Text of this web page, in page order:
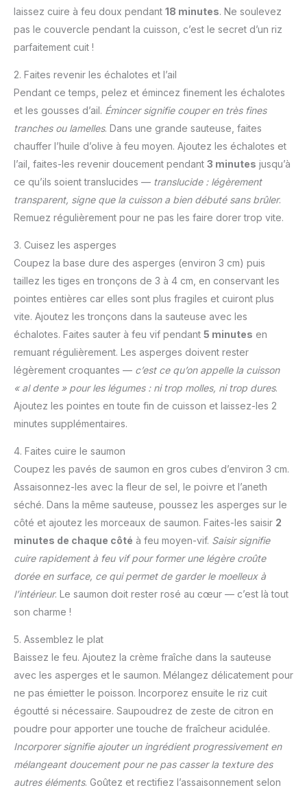
laissez cuire à feu doux pendant 18 minutes. Ne soulevez
pas le couvercle pendant la cuisson, c’est le secret d’un riz
parfaitement cuit !
2. Faites revenir les échalotes et l’ail
Pendant ce temps, pelez et émincez finement les échalotes
et les gousses d’ail. Émincer signifie couper en très fines
tranches ou lamelles. Dans une grande sauteuse, faites
chauffer l’huile d’olive à feu moyen. Ajoutez les échalotes et
l’ail, faites-les revenir doucement pendant 3 minutes jusqu’à
ce qu’ils soient translucides — translucide : légèrement
transparent, signe que la cuisson a bien débuté sans brûler.
Remuez régulièrement pour ne pas les faire dorer trop vite.
3. Cuisez les asperges
Coupez la base dure des asperges (environ 3 cm) puis
taillez les tiges en tronçons de 3 à 4 cm, en conservant les
pointes entières car elles sont plus fragiles et cuiront plus
vite. Ajoutez les tronçons dans la sauteuse avec les
échalotes. Faites sauter à feu vif pendant 5 minutes en
remuant régulièrement. Les asperges doivent rester
légèrement croquantes — c’est ce qu’on appelle la cuisson
« al dente » pour les légumes : ni trop molles, ni trop dures.
Ajoutez les pointes en toute fin de cuisson et laissez-les 2
minutes supplémentaires.
4. Faites cuire le saumon
Coupez les pavés de saumon en gros cubes d’environ 3 cm.
Assaisonnez-les avec la fleur de sel, le poivre et l’aneth
séché. Dans la même sauteuse, poussez les asperges sur le
côté et ajoutez les morceaux de saumon. Faites-les saisir 2
minutes de chaque côté à feu moyen-vif. Saisir signifie
cuire rapidement à feu vif pour former une légère croûte
dorée en surface, ce qui permet de garder le moelleux à
l’intérieur. Le saumon doit rester rosé au cœur — c’est là tout
son charme !
5. Assemblez le plat
Baissez le feu. Ajoutez la crème fraîche dans la sauteuse
avec les asperges et le saumon. Mélangez délicatement pour
ne pas émietter le poisson. Incorporez ensuite le riz cuit
égoutté si nécessaire. Saupoudrez de zeste de citron en
poudre pour apporter une touche de fraîcheur acidulée.
Incorporer signifie ajouter un ingrédient progressivement en
mélangeant doucement pour ne pas casser la texture des
autres éléments. Goûtez et rectifiez l’assaisonnement selon